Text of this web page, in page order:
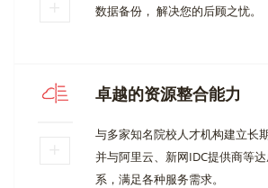
数据备份， 解决您的后顾之忧。
卓越的资源整合能力
与多家知名院校人才机构建立长
并与阿里云、新网IDC提供商等
系，满足各种服务需求。